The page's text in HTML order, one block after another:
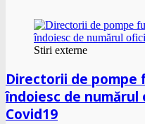
Stiri externe
Directorii de pompe
îndoiesc de
Covid19